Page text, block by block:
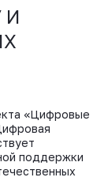
И
«Цифровые
поддержки